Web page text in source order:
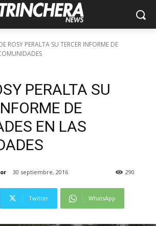
ROSY PERALTA SU TERCER INFORME DE
PERALTA SU
DE
EN LAS
30 septiembre, 2016 290
Twitter WhatsApp